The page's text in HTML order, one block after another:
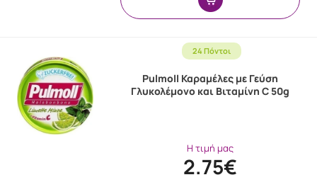
24 Πόντοι
Pulmoll Καραμέλες με Γεύση
Γλυκολέμονο και Βιταμίνη C 50g
Η τιμή μας
2.75€